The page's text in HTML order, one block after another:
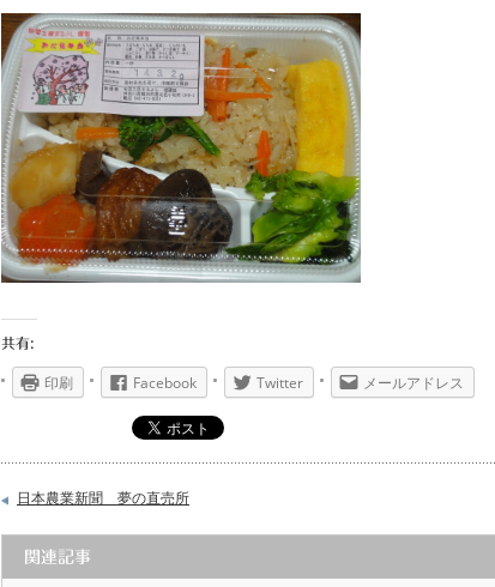
共有:
印刷 Facebook Twitter メールアドレス
日本農業新聞 夢の直売所
関連記事